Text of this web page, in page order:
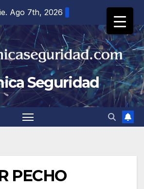
Ago 7th, 2026
Seguridad
PECHO